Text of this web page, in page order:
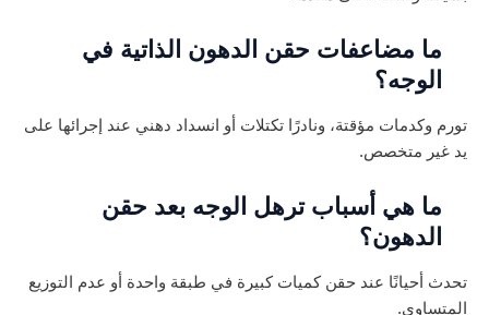
ما مضاعفات حقن الدهون الذاتية في
الوجه؟
تورم وكدمات مؤقتة، ونادرًا تكتلات أو انسداد دهني عند إجرائها على
يد غير متخصص.
ما هي أسباب ترهل الوجه بعد حقن
الدهون؟
تحدث أحيانًا عند حقن كميات كبيرة في طبقة واحدة أو عدم التوزيع
المتساوي.